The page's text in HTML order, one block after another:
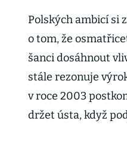
Polských ambicí si
o tom, že
šanci dosáhnout
stále rezonuje
v roce 2003
držet ústa, když